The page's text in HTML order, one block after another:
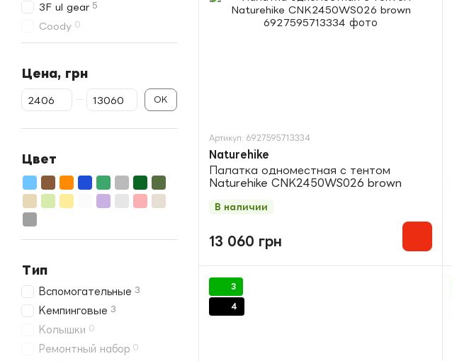
Артикул: 6927595713334
Naturehike
Палатка одноместная с тентом
Naturehike CNK2450WS026 brown
13 060 грн
В наличии
3
4
3F ul gear 5
Coody 0
Цена, грн
От Цена, грн
До Цена, грн
OK
Цвет
Тип
Вспомогательные 3
Кемпинговые 3
Колышки 0
Ремонтный набор 0